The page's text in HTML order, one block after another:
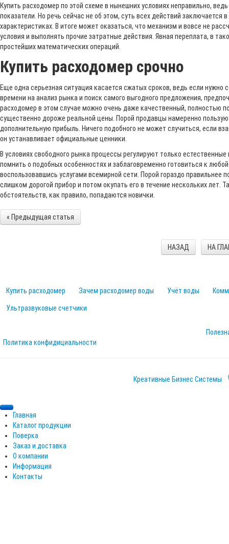
Купить расходомер по этой схеме в нынешних условиях неправильно,
показатели. Но речь сейчас не об этом, суть всех действий
характеристиках. В итоге может оказаться, что механизм и вовсе не
условия и выполнять прочие затратные действия. Явная переплата, в
простейших математических операций.
Купить расходомер срочно
Еще одна серьезная ситуация касается сжатых сроков, ведь если
времени на анализ рынка и поиск самого выгодного предложения,
расходомер в этом случае можно очень даже качественный, полностью
существенно дороже реальной цены. Порой продавцы намеренно
дополнительную прибыль. Ничего подобного не может случиться, если
он устанавливает официальные ценники.
В условиях свободного рынка процессы регулируют только
помнить о подобных особенностях и заблаговременно готовиться к
воспользовавшись услугами всемирной сети. Порой гораздо правильнее
слишком дорогой прибор и потом окупать его в течение нескольких
обстоятельств, как правило, попадаются новички.
« Предыдущая статья
НАЗАД НА
Купить расходомер Зачем расходомер воды Учёт воды
Ультразвуковые счетчики
Политика конфидициальности
Креативные Бизнес Системы
Главная
Каталог продукции
Электронные блоки RusFlow
Датчики RusFlow
Шкаф сбора данных
Расходомер RusFlow TDS-100BF1
Ультразвуковой расходомер RusFlow TDS-100BH
Поверка
Заказ и доставка
О компании
Информация
Контакты